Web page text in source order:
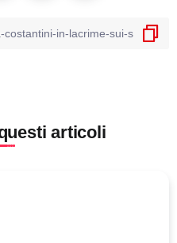
articoli